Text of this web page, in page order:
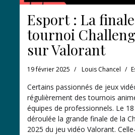
Esport : La
tournoi
sur Valorant
19 février 2025 Louis Chancel
Certains passionnés de jeux
régulièrement des tournois
équipes de professionnels. Le
déroulée la grande finale de la
2025 du jeu vidéo Valorant.